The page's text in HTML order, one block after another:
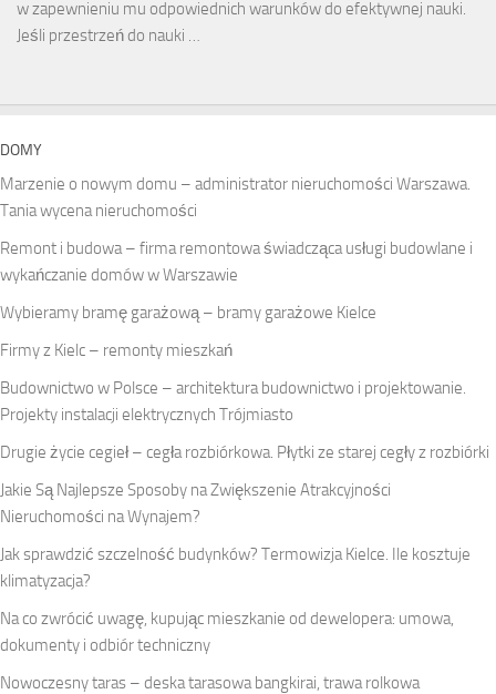
w zapewnieniu mu odpowiednich warunków do efektywnej nauki.
Jeśli przestrzeń do nauki …
DOMY
Marzenie o nowym domu – administrator nieruchomości Warszawa.
Tania wycena nieruchomości
Remont i budowa – firma remontowa świadcząca usługi budowlane i
wykańczanie domów w Warszawie
Wybieramy bramę garażową – bramy garażowe Kielce
Firmy z Kielc – remonty mieszkań
Budownictwo w Polsce – architektura budownictwo i projektowanie.
Projekty instalacji elektrycznych Trójmiasto
Drugie życie cegieł – cegła rozbiórkowa. Płytki ze starej cegły z rozbiórki
Jakie Są Najlepsze Sposoby na Zwiększenie Atrakcyjności
Nieruchomości na Wynajem?
Jak sprawdzić szczelność budynków? Termowizja Kielce. Ile kosztuje
klimatyzacja?
Na co zwrócić uwagę, kupując mieszkanie od dewelopera: umowa,
dokumenty i odbiór techniczny
Nowoczesny taras – deska tarasowa bangkirai, trawa rolkowa